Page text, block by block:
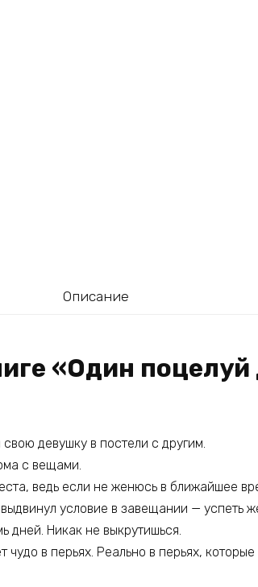
Описание
«Один поцелуй
девушку в постели с другим.
с вещами.
ведь если не женюсь в ближайшее
условие в завещании — успеть
дней. Никак не выкрутишься.
в перьях. Реально в перьях, которые